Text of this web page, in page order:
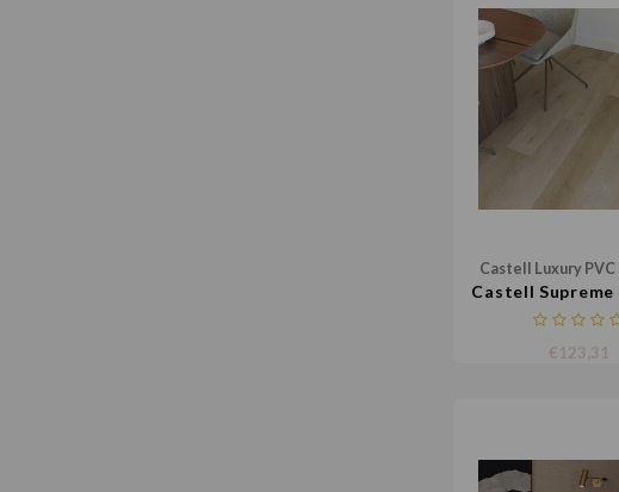
Castell Luxury
Castell Supreme
€123,31